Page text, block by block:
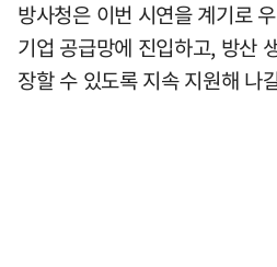
방사청은 이번 시연을 계기로
기업 공급망에 진입하고, 방산
장할 수 있도록 지속 지원해 나